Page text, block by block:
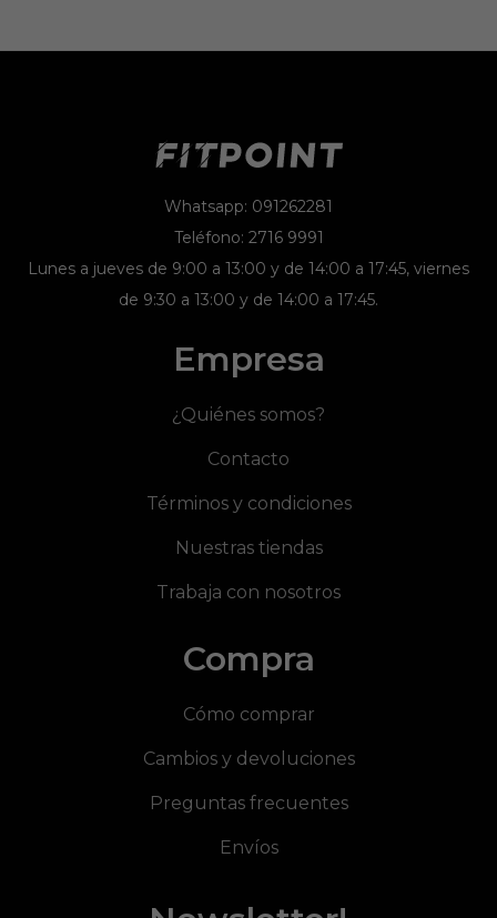
Whatsapp: 091262281
Teléfono: 2716 9991
Lunes a jueves de 9:00 a 13:00 y de 14:00 a 17:45, viernes
de 9:30 a 13:00 y de 14:00 a 17:45.
Empresa
¿Quiénes somos?
Contacto
Términos y condiciones
Nuestras tiendas
Trabaja con nosotros
Compra
Cómo comprar
Cambios y devoluciones
Preguntas frecuentes
Envíos